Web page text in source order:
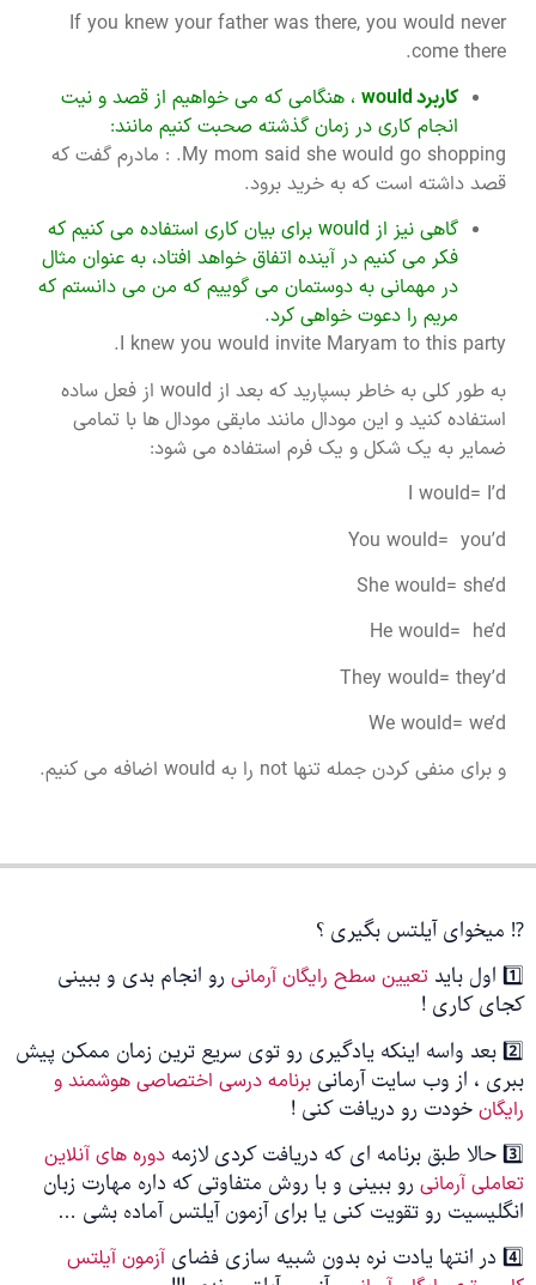
If you knew your father was there, you would never
come there.
کاربردwould ، هنگامی که می خواهیم از قصد و نیت
انجام کاری در زمان گذشته صحبت کنیم مانند:
My mom said she would go shopping. : مادرم گفت که
قصد داشته است که به خرید برود.
گاهی نیز از would برای بیان کاری استفاده می کنیم که
فکر می کنیم در آینده اتفاق خواهد افتاد، به عنوان مثال
در مهمانی به دوستمان می گوییم که من می دانستم که
مریم را دعوت خواهی کرد.
I knew you would invite Maryam to this party.
به طور کلی به خاطر بسپارید که بعد از would از فعل ساده
استفاده کنید و این مودال مانند مابقی مودال ها با تمامی
ضمایر به یک شکل و یک فرم استفاده می شود:
I would= I’d
You would= you’d
She would= she’d
He would= he’d
They would= they’d
We would= we’d
و برای منفی کردن جمله تنها not را به would اضافه می کنیم.
⁉️ میخوای آیلتس بگیری ؟
1️⃣ اول باید
تعیین سطح رایگان آرمانی رو انجام بدی و ببینی
کجای کاری !
2️⃣ بعد واسه اینکه یادگیری رو توی سریع ترین زمان ممکن پیش
ببری ، از وب سایت آرمانی برنامه درسی اختصاصی هوشمند و
رایگان خودت رو دریافت کنی !
3️⃣ حالا طبق برنامه ای که دریافت کردی لازمه
دوره های آنلاین
تعاملی آرمانی رو ببینی و با روش متفاوتی که داره مهارت زبان
انگلیسیت رو تقویت کنی یا برای آزمون آیلتس آماده بشی …
4️⃣ در انتها یادت نره بدون شبیه سازی فضای
آزمون آیلتس